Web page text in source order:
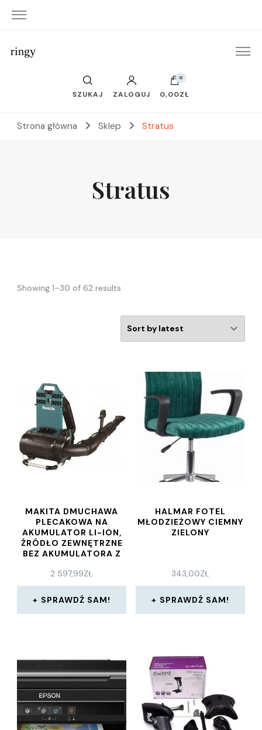
ringy
SZUKAJ ZALOGUJ
0
0,00ZŁ
Strona główna Sklep Stratus
Stratus
Showing 1–30 of 62 results
MAKITA DMUCHAWA
PLECAKOWA NA
AKUMULATOR LI-ION,
ŹRÓDŁO ZEWNĘTRZNE
BEZ AKUMULATORA Z
2 597,99ZŁ
SPRAWDŹ SAM!
HALMAR FOTEL
MŁODZIEŻOWY CIEMNY
ZIELONY
343,00ZŁ
SPRAWDŹ SAM!